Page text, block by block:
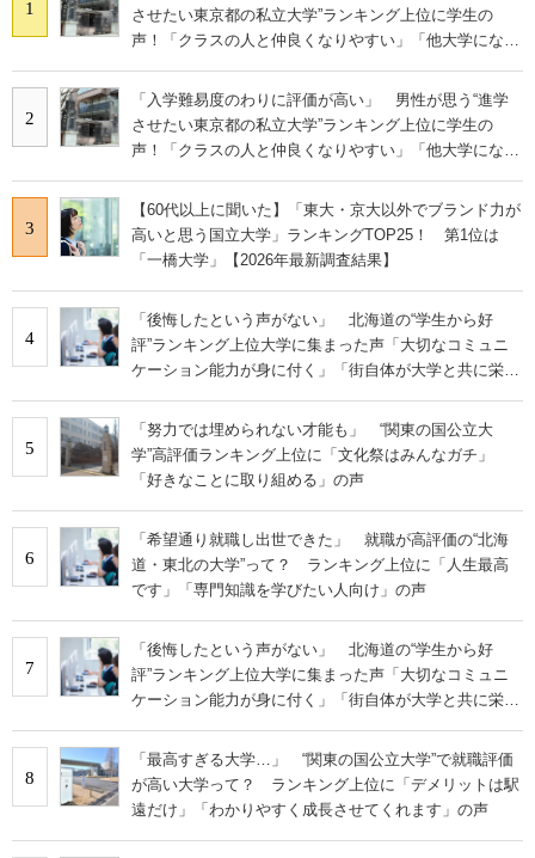
1
させたい東京都の私立大学”ランキング上位に学生の
声！「クラスの人と仲良くなりやすい」「他大学にない
2
「入学難易度のわりに評価が高い」 男性が思う“進学
させたい東京都の私立大学”ランキング上位に学生の
声！「クラスの人と仲良くなりやすい」「他大学にない
3
【60代以上に聞いた】「東大・京大以外でブランド力が
高いと思う国立大学」ランキングTOP25！ 第1位は
「一橋大学」【2026年最新調査結果】
4
「後悔したという声がない」 北海道の“学生から好
評”ランキング上位大学に集まった声「大切なコミュニ
ケーション能力が身に付く」「街自体が大学と共に栄え
5
「努力では埋められない才能も」 “関東の国公立大
学”高評価ランキング上位に「文化祭はみんなガチ」
「好きなことに取り組める」の声
6
「希望通り就職し出世できた」 就職が高評価の“北海
道・東北の大学”って？ ランキング上位に「人生最高
です」「専門知識を学びたい人向け」の声
7
「後悔したという声がない」 北海道の“学生から好
評”ランキング上位大学に集まった声「大切なコミュニ
ケーション能力が身に付く」「街自体が大学と共に栄え
8
「最高すぎる大学…」 “関東の国公立大学”で就職評価
が高い大学って？ ランキング上位に「デメリットは駅
遠だけ」「わかりやすく成長させてくれます」の声